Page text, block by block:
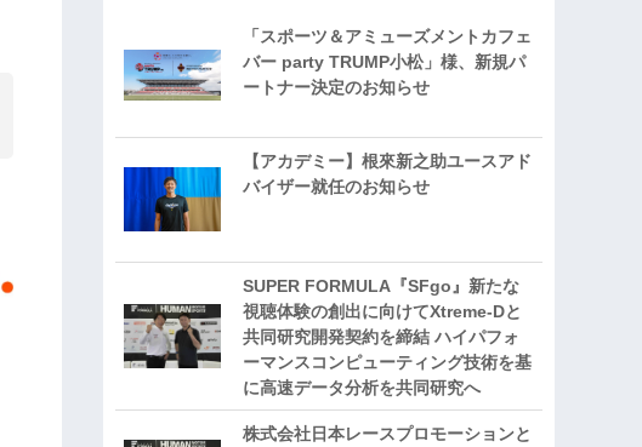
「スポーツ＆アミューズメントカフェ
バー party TRUMP小松」様、新規パ
ートナー決定のお知らせ
【アカデミー】根來新之助ユースアド
バイザー就任のお知らせ
SUPER FORMULA『SFgo』新たな
視聴体験の創出に向けてXtreme-Dと
共同研究開発契約を締結 ハイパフォ
ーマンスコンピューティング技術を基
に⾼速データ分析を共同研究へ
株式会社日本レースプロモーションと